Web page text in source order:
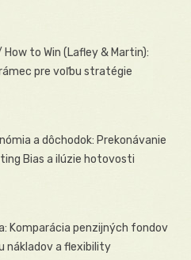
to Win (Lafley & Martin):
pre voľbu stratégie
a dôchodok: Prekonávanie
Bias a ilúzie hotovosti
Komparácia penzijných fondov
nákladov a flexibility